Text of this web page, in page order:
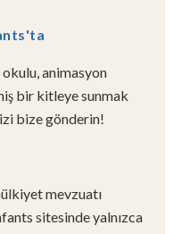
okulu, animasyon
bir kitleye sunmak
bize gönderin!
mevzuatı
sitesinde yalnızca